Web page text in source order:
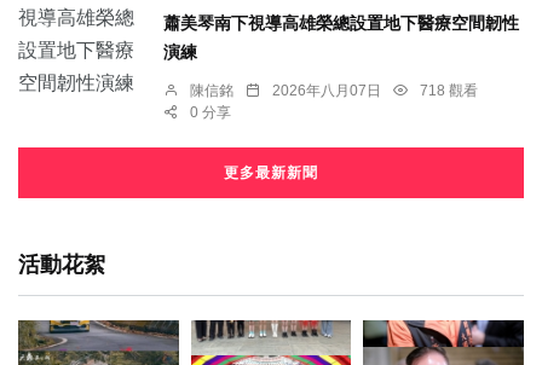
蕭美琴南下視導高雄榮總設置地下醫療空間韌性
演練
陳信銘 2026年八月07日
718 觀看
0 分享
更多最新新聞
活動花絮